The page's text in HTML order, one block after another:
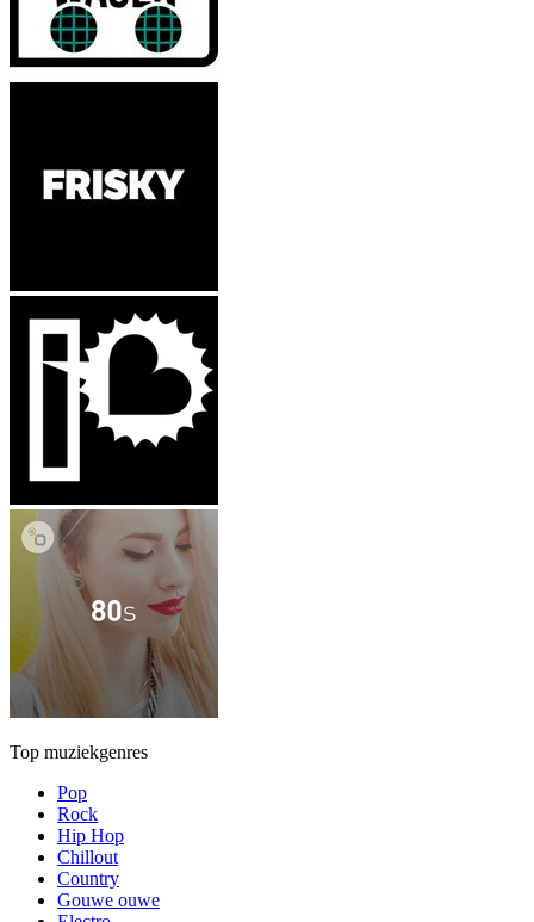
Top muziekgenres
Pop
Rock
Hip Hop
Chillout
Country
Gouwe ouwe